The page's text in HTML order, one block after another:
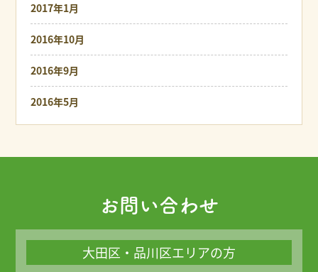
2017年1月
2016年10月
2016年9月
2016年5月
お問い合わせ
大田区・品川区エリアの方